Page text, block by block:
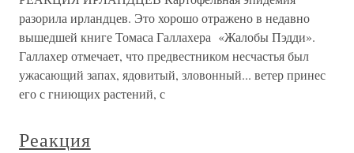
разорила ирландцев. Это хорошо отражено в недавно
вышедшей книге Томаса Галлахера «Жалобы Пэдди».
Галлахер отмечает, что предвестником несчастья был
ужасающий запах, ядовитый, зловонный... ветер принес
его с гниющих растений, с
Реакция